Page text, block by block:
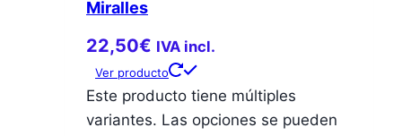
Miralles
22,50€ IVA incl.
Ver producto
Este producto tiene múltiples
variantes. Las opciones se pueden